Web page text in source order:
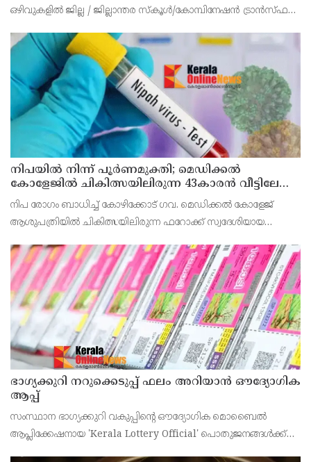
ഒഴിവുകളിൽ ജില്ല / ജില്ലാന്തര സ്‌കൂൾ/കോമ്പിനേഷൻ ട്രാൻസ്ഫർ
വൈകിട്ട് 4 മണി വരെ നൽകിയിരുന്നു
നിപയിൽ നിന്ന് പൂർണമുക്തി; മെഡിക്കൽ
കോളേജിൽ ചികിത്സയിലിരുന്ന 43കാരൻ വീട്ടിലേക്ക്
മടങ്ങി
നിപ രോഗം ബാധിച്ച് കോഴിക്കോട് ഗവ. മെഡിക്കൽ കോളേജ്
ആശുപത്രിയിൽ ചികിത്സയിലിരുന്ന ഫറോക്ക് സ്വദേശിയായ
ഭാഗ്യക്കുറി നറുക്കെടുപ്പ് ഫലം അറിയാൻ ഔദ്യോഗിക
ആപ്പ്
സംസ്ഥാന ഭാഗ്യക്കുറി വകുപ്പിന്റെ ഔദ്യോഗിക മൊബൈൽ
ആപ്ലിക്കേഷനായ 'Kerala Lottery Official' പൊതുജനങ്ങൾക്ക്